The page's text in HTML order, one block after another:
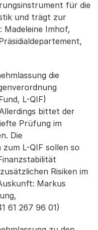
für die
und trägt zur
Madeleine Imhof,
die
L-QIF)
bittet der
Prüfung im
Die
L-QIF sollen so
Risiken im
Markus
61 267 96 01)